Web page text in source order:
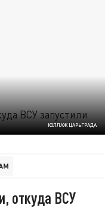
КОЛЛАЖ ЦАРЬГРАДА
откуда ВСУ